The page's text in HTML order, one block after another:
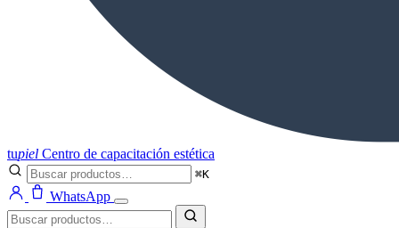
tupiel Centro de capacitación estética
⌘K
WhatsApp